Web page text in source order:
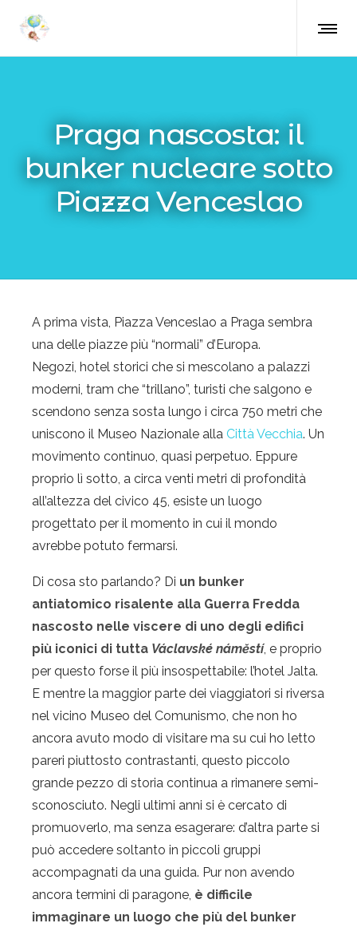
Praga nascosta: il
bunker nucleare sotto
Piazza Venceslao
A prima vista, Piazza Venceslao a Praga sembra
una delle piazze più “normali” d’Europa.
Negozi, hotel storici che si mescolano a palazzi
moderni, tram che “trillano”, turisti che salgono e
scendono senza sosta lungo i circa 750 metri che
uniscono il Museo Nazionale alla Città Vecchia. Un
movimento continuo, quasi perpetuo. Eppure
proprio lì sotto, a circa venti metri di profondità
all’altezza del civico 45, esiste un luogo
progettato per il momento in cui il mondo
avrebbe potuto fermarsi.
Di cosa sto parlando? Di un bunker
antiatomico risalente alla Guerra Fredda
nascosto nelle viscere di uno degli edifici
più iconici di tutta Václavské náměstí, e proprio
per questo forse il più insospettabile: l’hotel Jalta.
E mentre la maggior parte dei viaggiatori si riversa
nel vicino Museo del Comunismo, che non ho
ancora avuto modo di visitare ma su cui ho letto
pareri piuttosto contrastanti, questo piccolo
grande pezzo di storia continua a rimanere semi-
sconosciuto. Negli ultimi anni si è cercato di
promuoverlo, ma senza esagerare: d’altra parte si
può accedere soltanto in piccoli gruppi
accompagnati da una guida. Pur non avendo
ancora termini di paragone, è difficile
immaginare un luogo che più del bunker